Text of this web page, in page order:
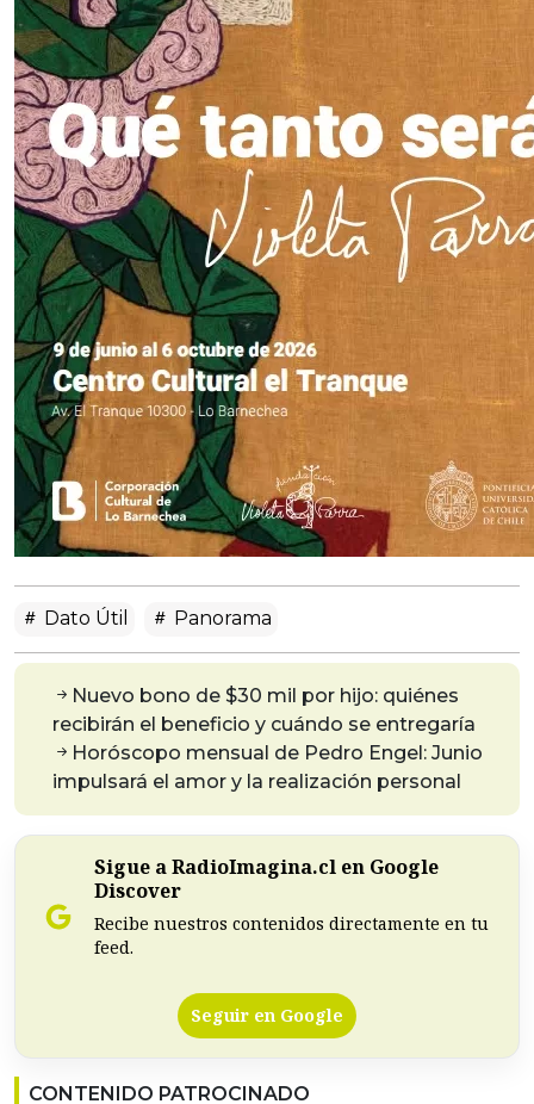
Dato Útil Panorama
Nuevo bono de $30 mil por hijo: quiénes
recibirán el beneficio y cuándo se entregaría
Horóscopo mensual de Pedro Engel: Junio
impulsará el amor y la realización personal
Sigue a RadioImagina.cl en Google
Discover
Recibe nuestros contenidos directamente en tu
feed.
Seguir en Google
CONTENIDO PATROCINADO